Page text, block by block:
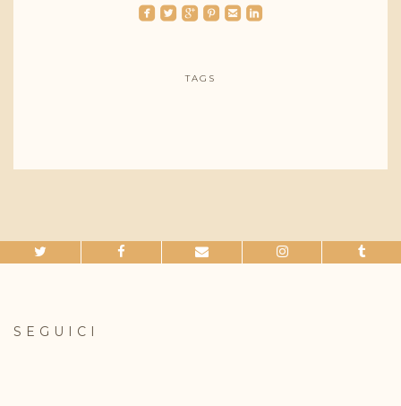
roundedfacebook roundedtwitterbird roundedgoogleplus roundedpinterest roundedemail roundedlinkedin
TAGS
SEGUICI